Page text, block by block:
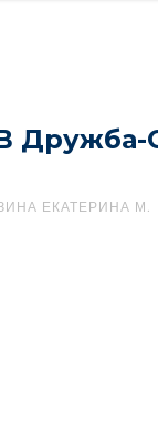
Дружба-
ЕКАТЕРИНА М.